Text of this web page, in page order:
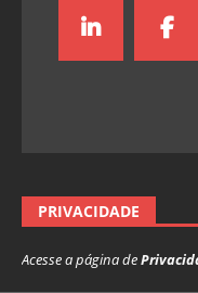
PRIVACIDADE
Acesse a página de